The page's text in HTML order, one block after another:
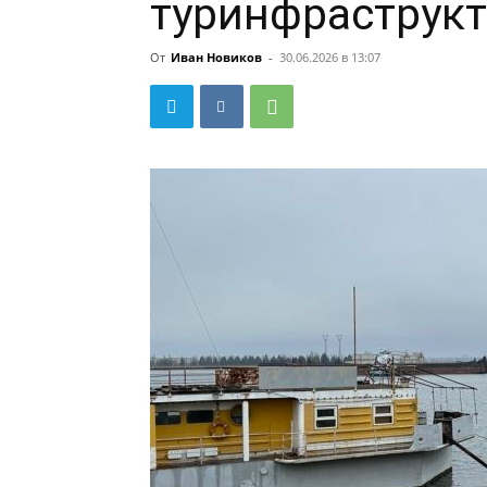
От Иван Новиков - 30.06.2026 в 13:07